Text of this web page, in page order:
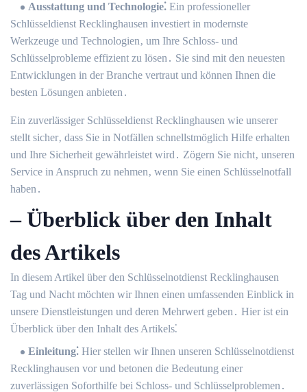
Ausstattung und Technologie⁚ Ein professioneller
Schlüsseldienst Recklinghausen investiert in modernste
Werkzeuge und Technologien‚ um Ihre Schloss- und
Schlüsselprobleme effizient zu lösen․ Sie sind mit den neuesten
Entwicklungen in der Branche vertraut und können Ihnen die
besten Lösungen anbieten․
Ein zuverlässiger Schlüsseldienst Recklinghausen wie unserer
stellt sicher‚ dass Sie in Notfällen schnellstmöglich Hilfe erhalten
und Ihre Sicherheit gewährleistet wird․ Zögern Sie nicht‚ unseren
Service in Anspruch zu nehmen‚ wenn Sie einen Schlüsselnotfall
haben․
– Überblick über den Inhalt
des Artikels
In diesem Artikel über den Schlüsselnotdienst Recklinghausen
Tag und Nacht möchten wir Ihnen einen umfassenden Einblick in
unsere Dienstleistungen und deren Mehrwert geben․ Hier ist ein
Überblick über den Inhalt des Artikels⁚
Einleitung⁚ Hier stellen wir Ihnen unseren Schlüsselnotdienst
Recklinghausen vor und betonen die Bedeutung einer
zuverlässigen Soforthilfe bei Schloss- und Schlüsselproblemen․